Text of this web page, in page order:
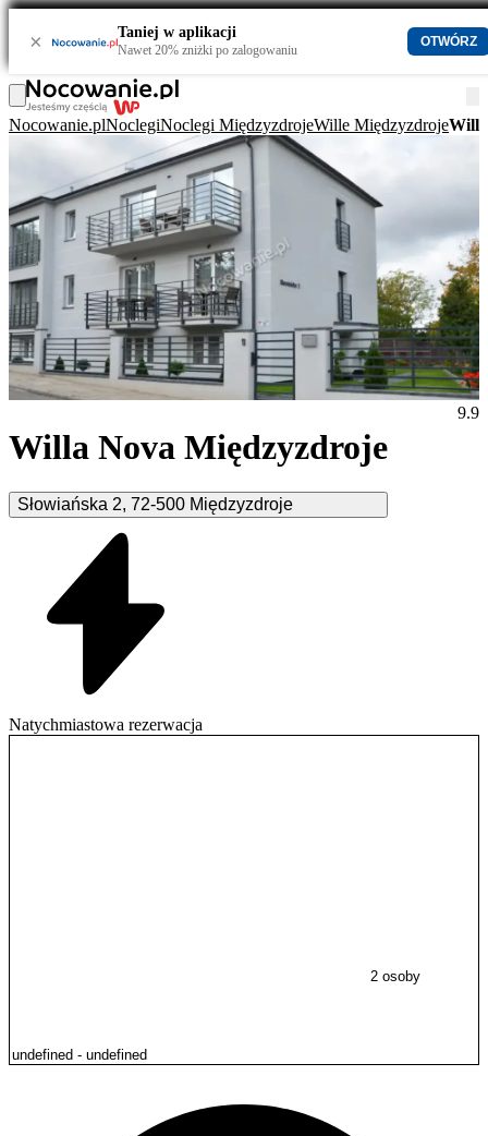
× Taniej w aplikacji
Nawet 20% zniżki po zalogowaniu
OTWÓRZ
Nocowanie.plNoclegiNoclegi MiędzyzdrojeWille Międzyzdroje
Willa Nova Międzyzdroje
Słowiańska 2, 72-500 Międzyzdroje
9.9
Natychmiastowa rezerwacja
2 osoby